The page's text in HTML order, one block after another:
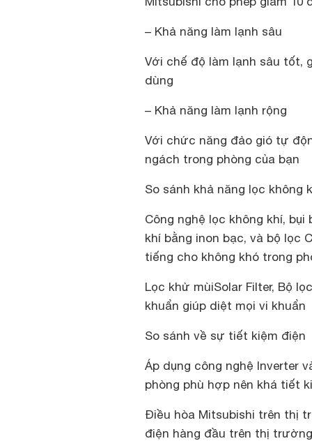
– Khả năng làm lạnh sâu
Với chế độ làm lạnh sâu tốt,
dùng
– Khả năng làm lạnh rộng
Với chức năng đảo gió tự
ngách trong phòng của bạn
So sánh khả năng lọc không
Công nghệ lọc không khí,
khí bằng inon bạc, và bộ lọc
tiếng cho không khó trong
Lọc khử mùiSolar Filter, Bộ
khuẩn giúp diệt mọi vi khuẩn
So sánh về sự tiết kiệm điện
Áp dụng công nghệ Inverter
phòng phù hợp nên khá tiết
Điều hòa Mitsubishi trên thị
điện hàng đầu trên thị